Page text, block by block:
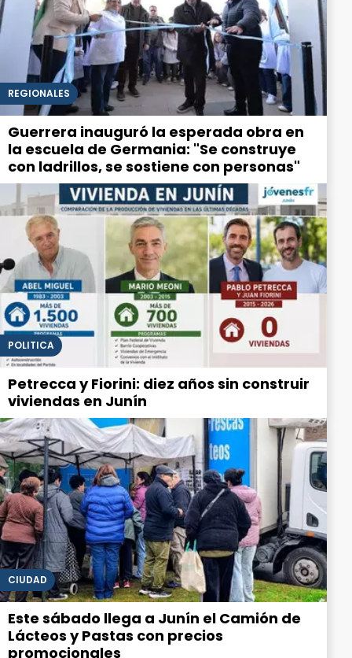
REGIONALES
Guerrera inauguró la esperada obra en
la escuela de Germania: "Se construye
con ladrillos, se sostiene con personas"
POLITICA
Petrecca y Fiorini: diez años sin construir
viviendas en Junín
CIUDAD
Este sábado llega a Junín el Camión de
Lácteos y Pastas con precios
promocionales